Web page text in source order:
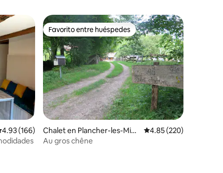
promedio: 4.93 de 5; 166 evaluaciones
4.93 (166)
Favorito entre huéspedes
Favorito entre huéspedes
Chalet en Plancher-les-Mine
s
Calificación promedio:
4.85 (220)
Au gros chêne